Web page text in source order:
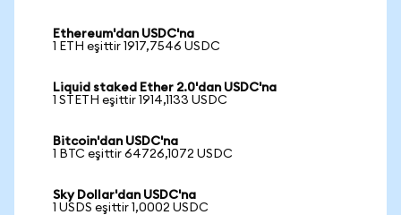
Ethereum'dan USDC'na
1 ETH eşittir 1917,7546 USDC
Liquid staked Ether 2.0'dan USDC'na
1 STETH eşittir 1914,1133 USDC
Bitcoin'dan USDC'na
1 BTC eşittir 64726,1072 USDC
Sky Dollar'dan USDC'na
1 USDS eşittir 1,0002 USDC